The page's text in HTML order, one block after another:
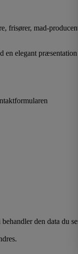
frisører, mad-
en elegant
den data du